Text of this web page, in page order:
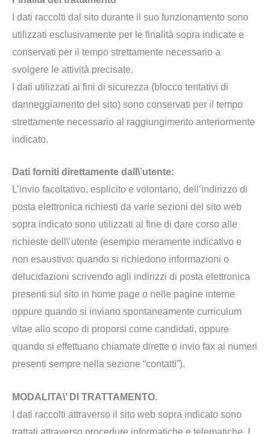
I dati raccolti dal sito durante il suo funzionamento sono
utilizzati esclusivamente per le finalità sopra indicate e
conservati per il tempo strettamente necessario a
svolgere le attività precisate.
I dati utilizzati ai fini di sicurezza (blocco tentativi di
danneggiamento del sito) sono conservati per il tempo
strettamente necessario al raggiungimento anteriormente
indicato.
Dati forniti direttamente dall\’utente:
L’invio facoltativo, esplicito e volontario, dell’indirizzo di
posta elettronica richiesti da varie sezioni del sito web
sopra indicato sono utilizzati al fine di dare corso alle
richieste dell\’utente (esempio meramente indicativo e
non esaustivo: quando si richiedono informazioni o
delucidazioni scrivendo agli indirizzi di posta elettronica
presenti sul sito in home page o nelle pagine interne
oppure quando si inviano spontaneamente curriculum
vitae allo scopo di proporsi come candidati, oppure
quando si effettuano chiamate dirette o invio fax ai numeri
presenti sempre nella sezione “contatti”).
MODALITA\’ DI TRATTAMENTO.
I dati raccolti attraverso il sito web sopra indicato sono
trattati attraverso procedure informatiche e telematiche. I